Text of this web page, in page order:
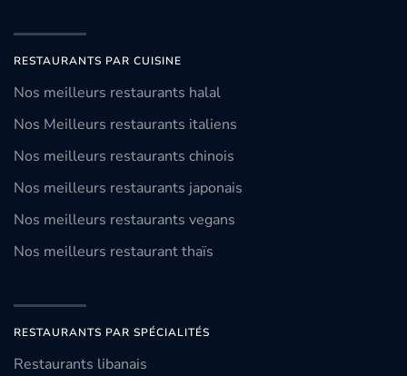
RESTAURANTS PAR CUISINE
Nos meilleurs restaurants halal
Nos Meilleurs restaurants italiens
Nos meilleurs restaurants chinois
Nos meilleurs restaurants japonais
Nos meilleurs restaurants vegans
Nos meilleurs restaurant thaïs
RESTAURANTS PAR SPÉCIALITÉS
Restaurants libanais